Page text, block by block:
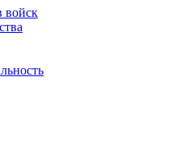
войск